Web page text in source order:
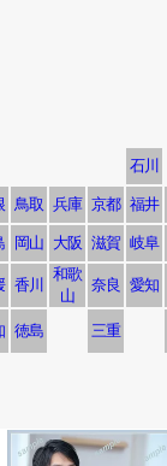
石川
鳥取 兵庫 京都 福井
岡山 大阪 滋賀 岐阜
香川
和歌
山
奈良 愛知
徳島 三重